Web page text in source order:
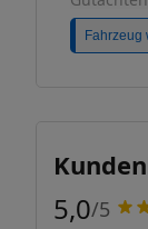
Fahrzeug
5,0/5